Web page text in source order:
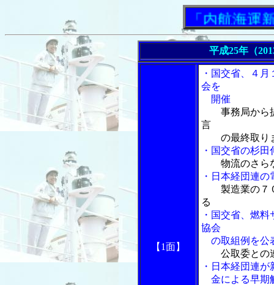
「内航海運新聞」
平成25年（
【1面】
・国交省、４
会を
開催
事務局から
言
の最終取り
・国交省の杉
物流のさら
・日本経団連
製造業の７
る
・国交省、燃
協会
の取組例を公
公取委との
・日本経団連
金による早期